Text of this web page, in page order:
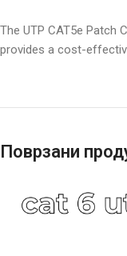
The UTP CAT5e Patch
provides a cost-
Поврзани